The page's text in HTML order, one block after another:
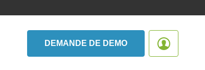
DEMANDE DE DEMO